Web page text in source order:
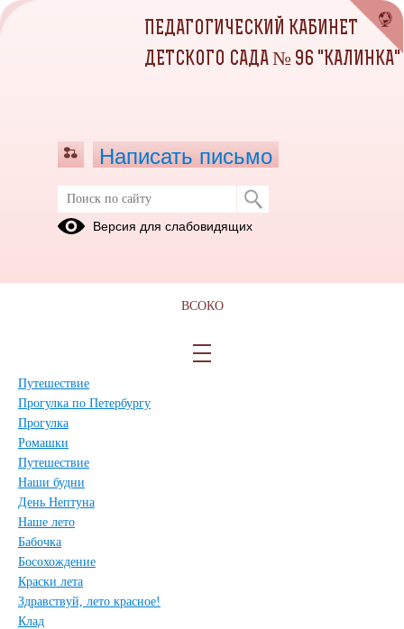
Фотоотчёт 2022г.
Лето в детском саду!
Путешествие
Прогулка по Петербургу
Прогулка
Ромашки
Путешествие
Наши будни
День Нептуна
Наше лето
Бабочка
Босохождение
Краски лета
Здравствуй, лето красное!
Клад
ПЕДАГОГИЧЕСКИЙ КАБИНЕТ
ДЕТСКОГО САДА № 96 "КАЛИНКА"
Написать письмо
Версия для слабовидящих
ВСОКО